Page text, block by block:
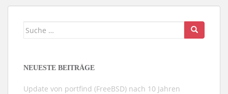
Suche
NEUESTE BEITRÄGE
Update von portfind (FreeBSD) nach 10 Jahren